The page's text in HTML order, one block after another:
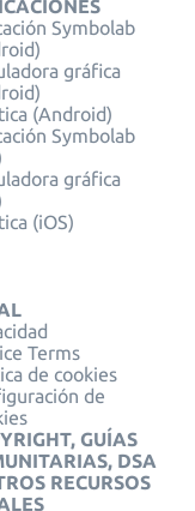
Symbolab
gráfica
(Android)
Symbolab
gráfica
(iOS)
Terms
de cookies
de
GUÍAS
DSA
RECURSOS